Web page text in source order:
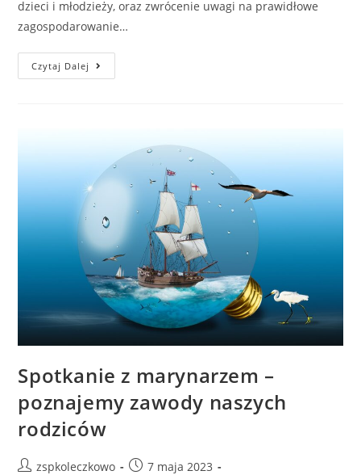
dzieci i młodzieży, oraz zwrócenie uwagi na prawidłowe
zagospodarowanie…
Czytaj Dalej
Spotkanie z marynarzem –
poznajemy zawody naszych
rodziców
zspkoleczkowo
7 maja 2023